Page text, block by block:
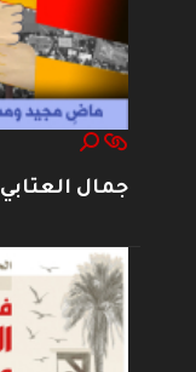
جمال العتابي